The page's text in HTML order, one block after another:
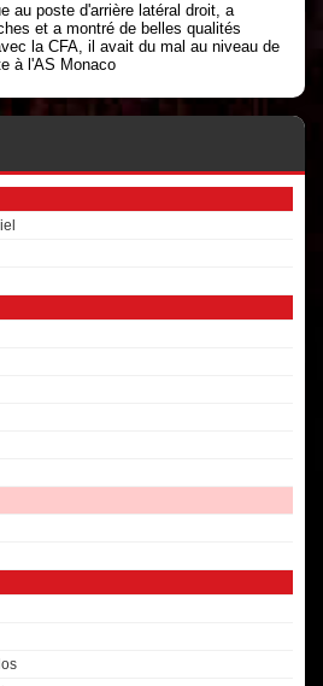
au poste d'arrière latéral droit, a
et a montré de belles qualités
la CFA, il avait du mal au niveau de
à l'AS Monaco